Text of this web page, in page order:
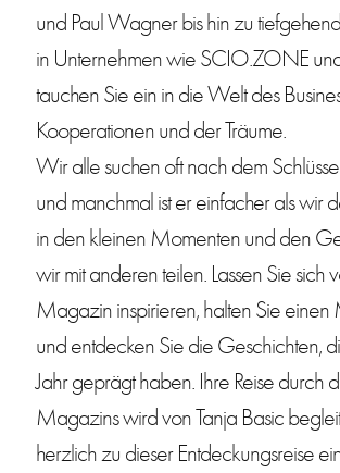
und Paul Wagner bis hin zu
in Unternehmen wie SCIO.ZONE
tauchen Sie ein in die Welt des
Kooperationen und der Träume.
Wir alle suchen oft nach dem
und manchmal ist er einfacher als wir
in den kleinen Momenten und den
wir mit anderen teilen. Lassen Sie sich
Magazin inspirieren, halten Sie einen
und entdecken Sie die Geschichten,
Jahr geprägt haben. Ihre Reise durch
Magazins wird von Tanja Basic
herzlich zu dieser Entdeckungsreise